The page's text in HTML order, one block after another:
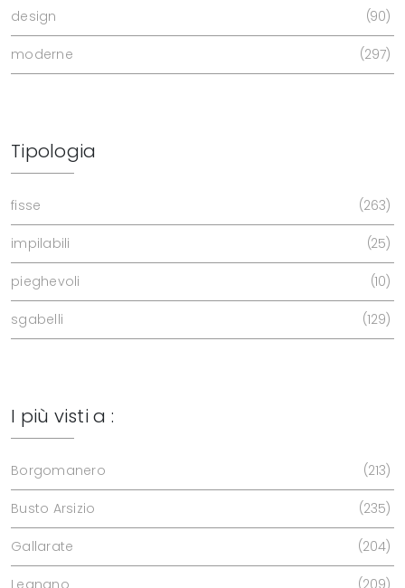
design 90
moderne 297
Tipologia
fisse 263
impilabili 25
pieghevoli 10
sgabelli 129
I più visti a :
Borgomanero 213
Busto Arsizio 235
Gallarate 204
Legnano 209